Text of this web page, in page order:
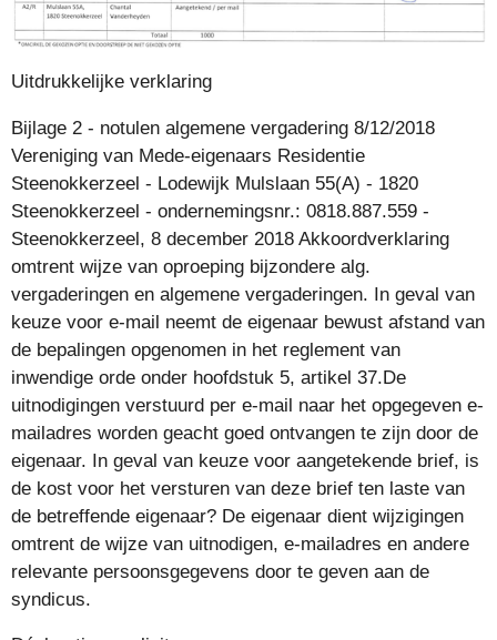
Uitdrukkelijke verklaring
Bijlage 2 - notulen algemene vergadering 8/12/2018
Vereniging van Mede-eigenaars Residentie
Steenokkerzeel - Lodewijk Mulslaan 55(A) - 1820
Steenokkerzeel - ondernemingsnr.: 0818.887.559 -
Steenokkerzeel, 8 december 2018 Akkoordverklaring
omtrent wijze van oproeping bijzondere alg.
vergaderingen en algemene vergaderingen. In geval van
keuze voor e-mail neemt de eigenaar bewust afstand van
de bepalingen opgenomen in het reglement van
inwendige orde onder hoofdstuk 5, artikel 37.De
uitnodigingen verstuurd per e-mail naar het opgegeven e-
mailadres worden geacht goed ontvangen te zijn door de
eigenaar. In geval van keuze voor aangetekende brief, is
de kost voor het versturen van deze brief ten laste van
de betreffende eigenaar? De eigenaar dient wijzigingen
omtrent de wijze van uitnodigen, e-mailadres en andere
relevante persoonsgegevens door te geven aan de
syndicus.